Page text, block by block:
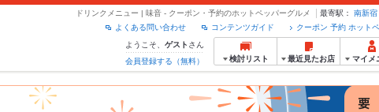
ドリンクメニュー | 味音 - クーポン・予約のホットペッパーグルメ 最寄駅： 南新宿
クーポン 予約 ホット
コンテンツガイド
よくある問い合わせ
ようこそ、 ゲスト さん
会員登録する（無料）
検討リスト 最近見たお店 マイメ